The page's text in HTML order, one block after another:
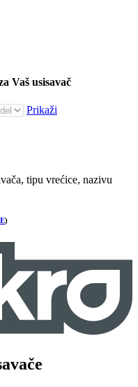
Vaš usisavač
Prikaži
tipu vrećice, nazivu
)